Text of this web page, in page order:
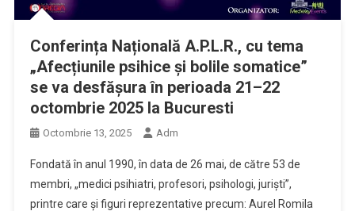
Conferința Națională A.P.L.R., cu tema
„Afecțiunile psihice și bolile somatice”
se va desfășura în perioada 21–22
octombrie 2025 la Bucuresti
Octombrie 13, 2025 Adm
Fondată în anul 1990, în data de 26 mai, de către 53 de
membri, „medici psihiatri, profesori, psihologi, juriști”,
printre care și figuri reprezentative precum: Aurel Romila